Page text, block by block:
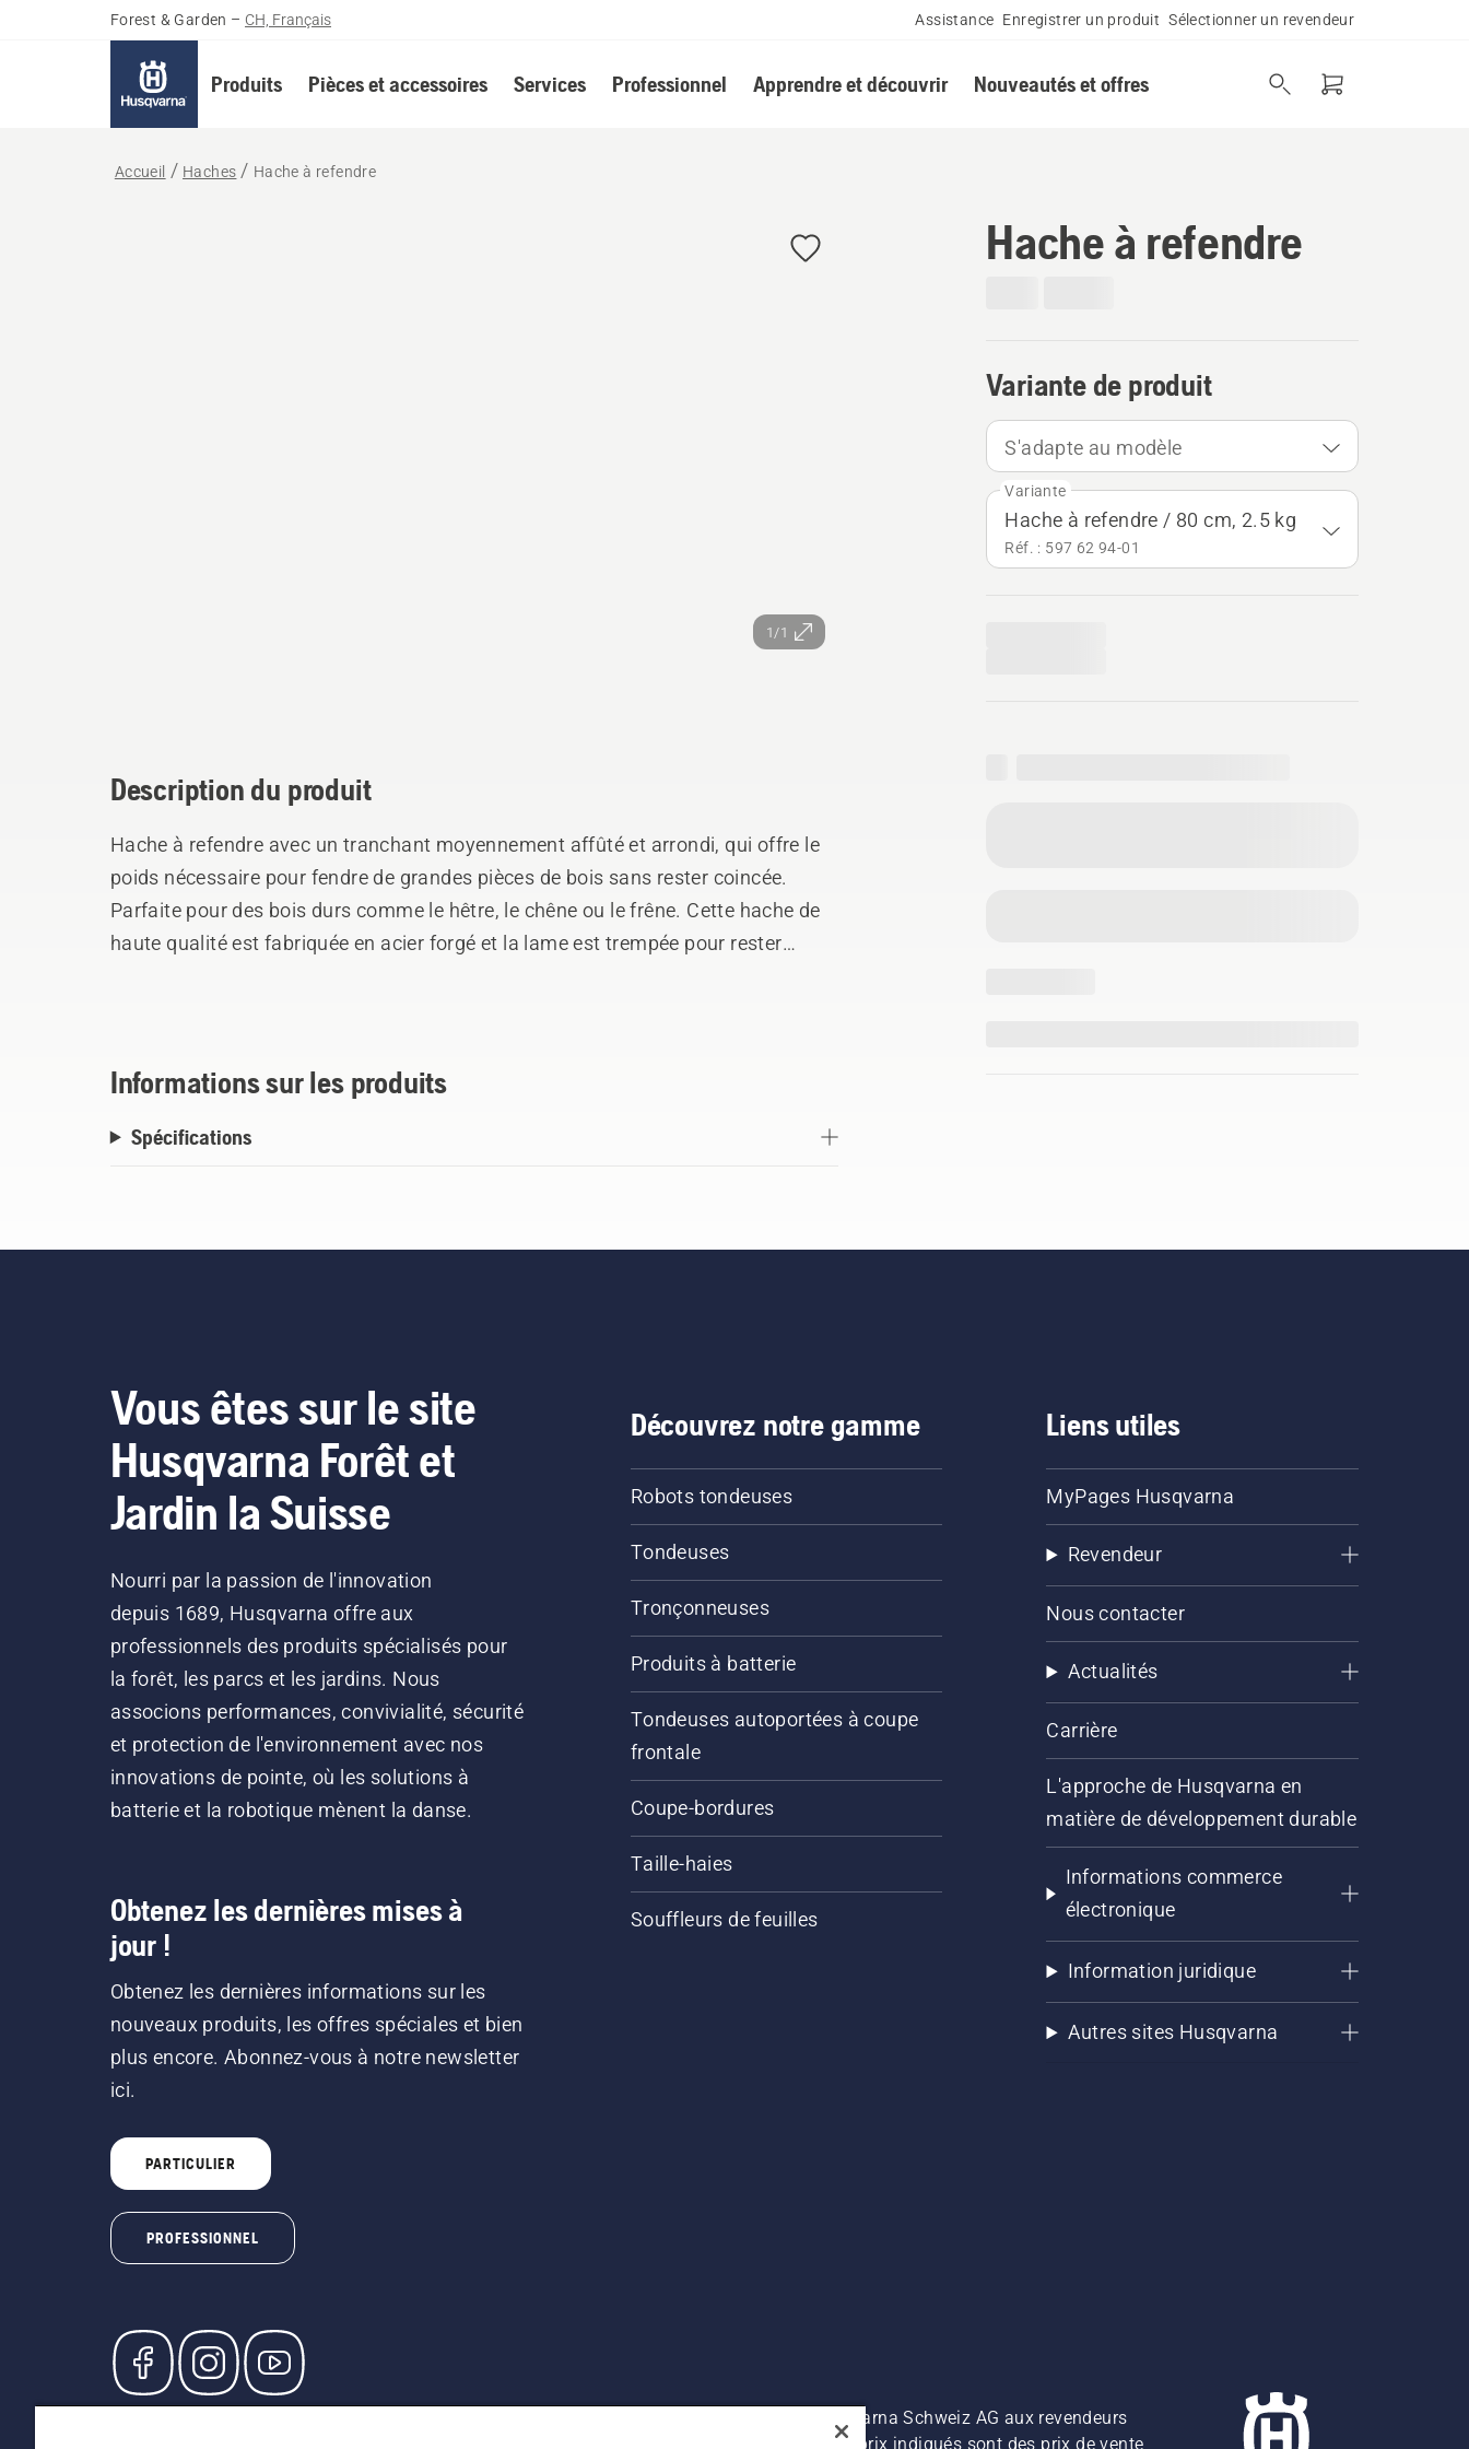
Forest & Garden – CH, Français Assistance Enregistrer un produit Sélectionner un revendeur
Produits Pièces et accessoires Services Professionnel Apprendre et découvrir Nouveautés et offres
Accueil Haches Hache à refendre
1/1
Hache à refendre
Variante de produit
S'adapte au modèle
Variante
Hache à refendre / 80 cm, 2.5 kg
Réf. : 597 62 94‑01
Description du produit
Hache à refendre avec un tranchant moyennement affûté et arrondi, qui offre le
poids nécessaire pour fendre de grandes pièces de bois sans rester coincée.
Parfaite pour des bois durs comme le hêtre, le chêne ou le frêne. Cette hache de
haute qualité est fabriquée en acier forgé et la lame est trempée pour rester
Développée et fabriquée en Allemagne.
Informations sur les produits
Spécifications
Vous êtes sur le site
Husqvarna Forêt et
Jardin la Suisse
Nourri par la passion de l'innovation
depuis 1689, Husqvarna offre aux
professionnels des produits spécialisés pour
la forêt, les parcs et les jardins. Nous
associons performances, convivialité, sécurité
et protection de l'environnement avec nos
innovations de pointe, où les solutions à
batterie et la robotique mènent la danse.
Obtenez les dernières mises à
jour !
Obtenez les dernières informations sur les
nouveaux produits, les offres spéciales et bien
plus encore. Abonnez-vous à notre newsletter
ici.
PARTICULIER
PROFESSIONNEL
Découvrez notre gamme
Robots tondeuses
Tondeuses
Tronçonneuses
Produits à batterie
Tondeuses autoportées à coupe
frontale
Coupe-bordures
Taille-haies
Souffleurs de feuilles
Liens utiles
MyPages Husqvarna
Revendeur
Nous contacter
Actualités
Carrière
L'approche de Husqvarna en
matière de développement durable
Informations commerce
électronique
Information juridique
Autres sites Husqvarna
© Husqvarna AB (publ). Tous droits réservés. Les prix indiqués sont à titre indicatif de Husqvarna Schweiz AG aux revendeurs
participants, prix en CHF, TVA 8,1 % et TAR incluses. Sous réserve de modification. Tous les prix indiqués sont des prix de vente